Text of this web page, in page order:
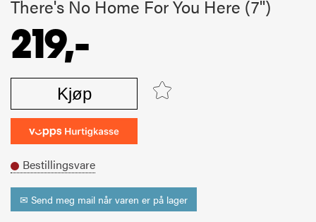
There's No Home For You Here (7'')
219,-
Kjøp
Bestillingsvare
✉ Send meg mail når varen er på lager